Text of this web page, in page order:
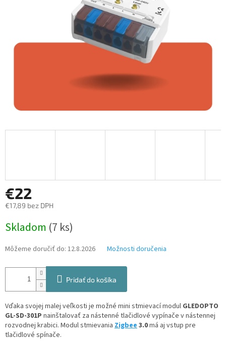
€22
€17,89 bez DPH
cena:
Skladom (7 ks)
Môžeme doručiť do: 12.8.2026 Možnosti doručenia
Pridať do košíka
Vďaka svojej malej veľkosti je možné mini stmievací modul GLEDOPTO
GL-SD-301P nainštalovať za nástenné tlačidlové vypínače v nástennej
rozvodnej krabici. Modul stmievania Zigbee3.0má aj vstup pre
tlačidlové spínače.